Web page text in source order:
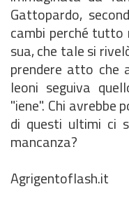
Gattopardo,
cambi perché tutto
sua, che tale si
prendere atto che
leoni seguiva
"iene". Chi avrebbe
di questi ultimi ci
mancanza?
Agrigentoflash.it